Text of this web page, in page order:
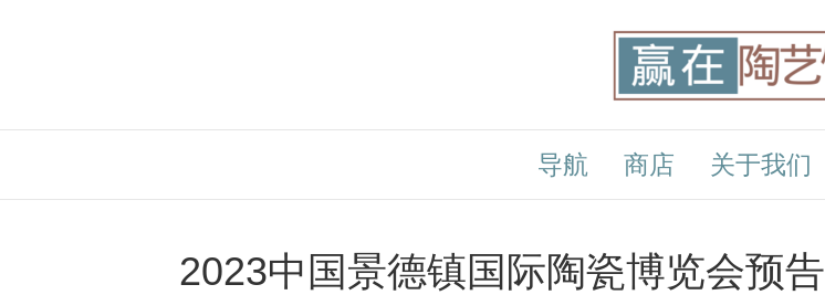
导航 商店 关于我们
2023中国景德镇国际陶瓷博览会预告